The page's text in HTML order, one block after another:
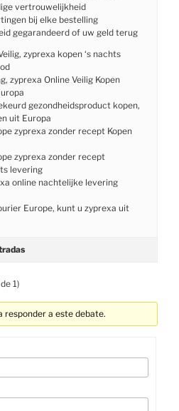
vertrouwelijkheid
bij elke bestelling
gegarandeerd of uw geld terug
zyprexa kopen ‘s nachts
zyprexa Online Veilig Kopen
gezondheidsproduct kopen,
uit Europa
zyprexa zonder recept Kopen
zyprexa zonder recept
levering
online nachtelijke levering
Europe, kunt u zyprexa uit
1)
responder a este debate.